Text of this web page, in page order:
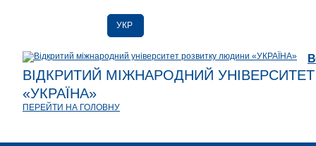
УКР
ENG
ВІДКРИТИЙ МІЖНАРОДНИЙ
«УКРАЇНА»
ПЕРЕЙТИ НА ГОЛОВНУ